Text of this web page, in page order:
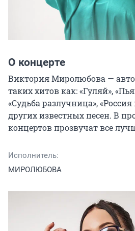
О концерте
Виктория Миролюбова —
таких хитов как: «Гуляй»,
«Судьба разлучница», «Россия
других известных песен. В
концертов прозвучат все
Исполнитель:
МИРОЛЮБОВА